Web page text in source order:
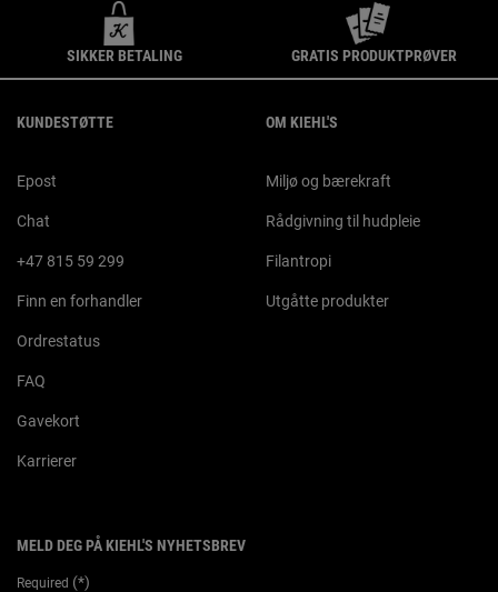
SIKKER BETALING GRATIS PRODUKTPRØVER
KUNDESTØTTE
Epost
Chat
+47 815 59 299
Finn en forhandler
Ordrestatus
FAQ
Gavekort
Karrierer
OM KIEHL'S
Miljø og bærekraft
Rådgivning til hudpleie
Filantropi
Utgåtte produkter
MELD DEG PÅ KIEHL'S NYHETSBREV
Required (*)